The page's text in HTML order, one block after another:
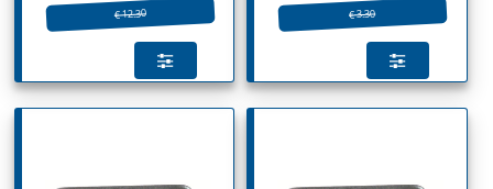
€ 12.30 € 3.30